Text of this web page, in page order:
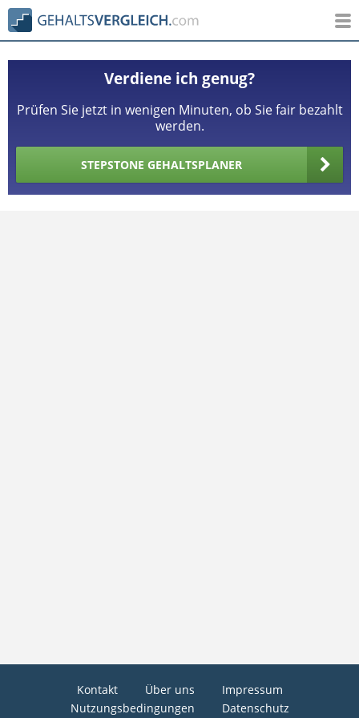
Verdiene ich genug?
Prüfen Sie jetzt in wenigen Minuten, ob Sie fair bezahlt
werden.
STEPSTONE GEHALTSPLANER
Kontakt Über uns
Impressum
Nutzungsbedingungen
Datenschutz